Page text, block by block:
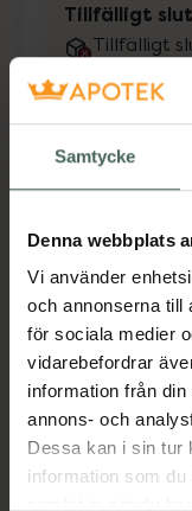
Samtycke
Denna webbplats
Vi använder
och annonserna till
för sociala medier
vidarebefordrar
information från
annons- och
Dessa kan i sin tur
information som
Tillfälligt slut
Tillfälligt
lager hos
Apotek.
Se
Din e-
Jag
Aktuella